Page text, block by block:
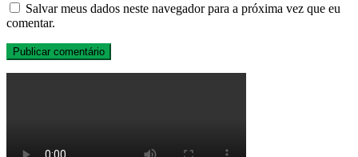
Salvar meus dados neste navegador para a próxima vez que eu
comentar.